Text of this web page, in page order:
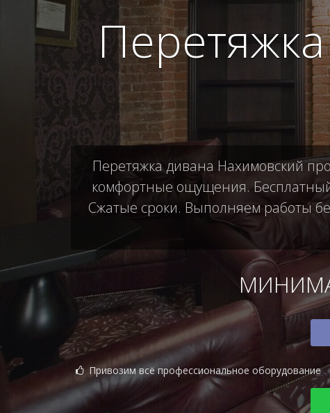
Перетяжка дивана Нахимовский
комфортные ощущения.
Сжатые сроки. Выполняем работы
Привозим всё профессиональное оборудование